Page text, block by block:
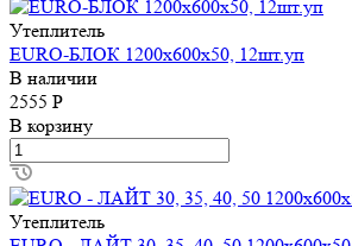
Утеплитель
EURO-БЛОК 1200х600х50, 12шт.уп
В наличии
2555 Р
В корзину
Утеплитель